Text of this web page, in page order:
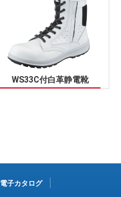
WS33C付白革静電靴
電子カタログ